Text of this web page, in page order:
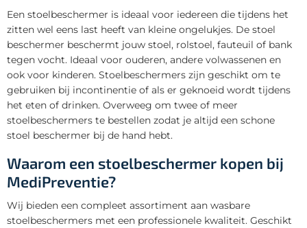
Een stoelbeschermer is ideaal voor iedereen die tijdens het
zitten wel eens last heeft van kleine ongelukjes. De stoel
beschermer beschermt jouw stoel, rolstoel, fauteuil of bank
tegen vocht. Ideaal voor ouderen, andere volwassenen en
ook voor kinderen. Stoelbeschermers zijn geschikt om te
gebruiken bij incontinentie of als er geknoeid wordt tijdens
het eten of drinken. Overweeg om twee of meer
stoelbeschermers te bestellen zodat je altijd een schone
stoel beschermer bij de hand hebt.
Waarom een stoelbeschermer kopen bij
MediPreventie?
Wij bieden een compleet assortiment aan wasbare
stoelbeschermers met een professionele kwaliteit. Geschikt